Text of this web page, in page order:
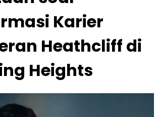
Karier
Heathcliff di
Heights